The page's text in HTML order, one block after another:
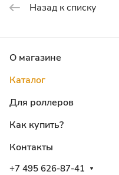
Назад к списку
О магазине
Каталог
Для роллеров
Как купить?
Контакты
+7 495 626-87-41